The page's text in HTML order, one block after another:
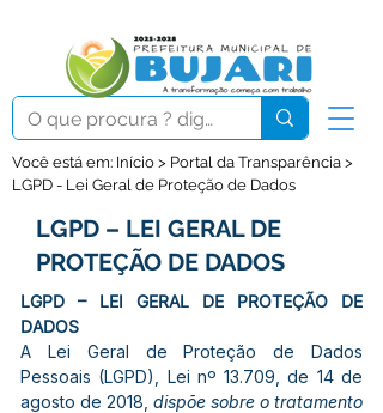
Você está em: Início > Portal da Transparência >
LGPD - Lei Geral de Proteção de Dados
LGPD – LEI GERAL DE
PROTEÇÃO DE DADOS
LGPD – LEI GERAL DE PROTEÇÃO DE
DADOS
A Lei Geral de Proteção de Dados
Pessoais (LGPD), Lei nº 13.709, de 14 de
agosto de 2018, dispõe sobre o tratamento